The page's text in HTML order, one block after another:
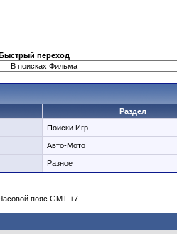
переход
Раздел
Поиски Игр
Авто-Мото
Разное
Часовой пояс GMT +7.